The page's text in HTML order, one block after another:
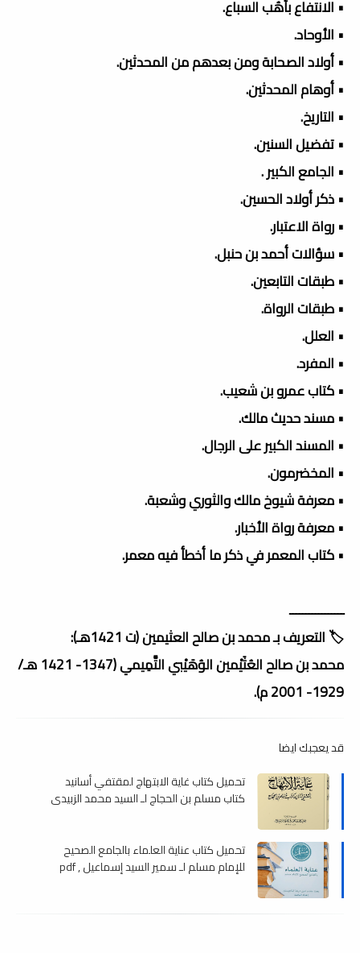
• الانتفاع بأُهُب السباع.
• الأوحاد.
• أولاد الصحابة ومن بعدهم من المحدثين.
• أوهام المحدثين.
• التاريخ.
• تفضيل السنين.
• الجامع الكبير .
• ذكر أولاد الحسين.
• رواة الاعتبار.
• سؤالات أحمد بن حنبل.
• طبقات التابعين.
• طبقات الرواة.
• العلل.
• المفرد.
• كتاب عمرو بن شعيب.
• مسند حديث مالك.
• المسند الكبير على الرجال.
• المخضرمون.
• معرفة شيوخ مالك والثوري وشعبة.
• معرفة رواة الأخبار.
• كتاب المعمر في ذكر ما أخطأ فيه معمر.
ـــــــــــــــــ
🏷️ التعريف بـ محمد بن صالح العثيمين (ت 1421هـ):
محمد بن صالح العُثَيْمين الوُهَيْبي التَّمِيمي (1347- 1421 هـ/
1929- 2001 م).
قد يعجبك ايضا
تحميل كتاب غاية الابتهاج لمقتفي أسانيد
كتاب مسلم بن الحجاج لـ السيد محمد الزبيدي
تحميل كتاب عناية العلماء بالجامع الصحيح
للإمام مسلم لـ سمير السيد إسماعيل , pdf